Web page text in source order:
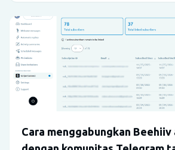
Cara menggabungkan Beehiiv